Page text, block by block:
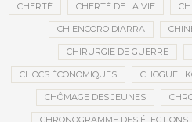
CHERTÉ CHERTÉ DE LA VIE
CHIENCORO DIARRA
CHIRURGIE DE GUERRE
CHOCS ÉCONOMIQUES CHOGUEL
CHÔMAGE DES JEUNES
CHRONOGRAMME DES ÉLECTIONS